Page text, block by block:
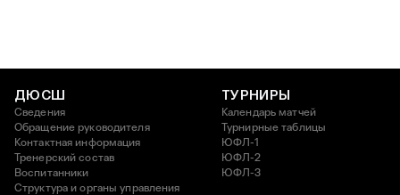
ДЮСШ
Сведения
Обращение руководителя
Контактная информация
Тренерский состав
Воспитанники
Структура и органы управления
ТУРНИРЫ
Календарь матчей
Турнирные таблицы
ЮФЛ-1
ЮФЛ-2
ЮФЛ-3